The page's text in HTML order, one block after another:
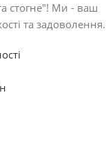
стогне"! Ми - ваш
та задоволення.